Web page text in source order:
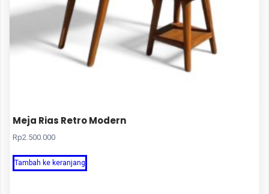
Meja Rias Retro Modern
Rp2.500.000
Tambah ke keranjang